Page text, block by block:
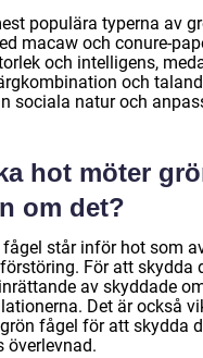
populära typerna av
macaw och conure-
och intelligens,
och
sociala natur och
hot möter
om det?
fågel står inför hot som
För att skydda
av skyddade
Det är också
fågel för att skydda
överlevnad.